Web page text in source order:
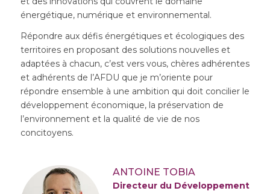
énergétique, numérique et environnemental.
Répondre aux défis énergétiques et écologiques des
territoires en proposant des solutions nouvelles et
adaptées à chacun, c’est vers vous, chères adhérentes
et adhérents de l’AFDU que je m’oriente pour
répondre ensemble à une ambition qui doit concilier le
développement économique, la préservation de
l’environnement et la qualité de vie de nos
concitoyens.
ANTOINE TOBIA
Directeur du Développement